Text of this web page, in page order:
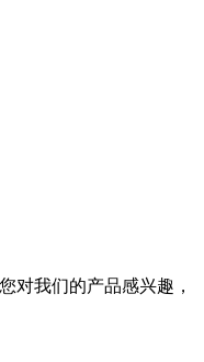
对我们的产品感兴趣，